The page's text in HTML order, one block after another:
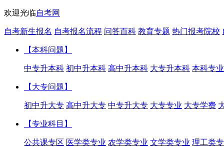
欢迎光临自考网
自考新生报名 自考报名流程 问答百科 教育专题 热门报考院校
【本科问题】
中专升本科 初中升本科 高中升本科 大专升本科 本科专业
【大专问题】
初中升大专 高中升大专 中专升大专 大专专业 大专学费
【专业科目】
公共课专区 医学类专业 农学类专业 文学类专业 理工类